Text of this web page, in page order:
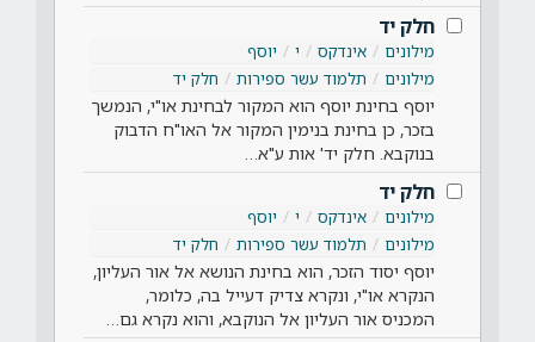
חלק יד
מילונים אינדקס י
יוסף
מילונים
תלמוד עשר ספירות חלק יד
יוסף בחינת יוסף הוא המקור לבחינת או"י, הנמשך
בזכר, כן בחינת בנימין המקור אל האו"ח הדבוק
בנוקבא. חלק יד' אות ע"א…
חלק יד
מילונים אינדקס י
יוסף
מילונים
תלמוד עשר ספירות חלק יד
יוסף יסוד הזכר, הוא בחינת הנושא אל אור העליון,
הנקרא או"י, ונקרא צדיק דעייל בה, כלומר,
המכניס אור העליון אל הנוקבא, והוא נקרא גם…